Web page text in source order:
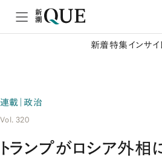
新着特集 インサイ
連載｜政治
Vol. 320
トランプがロシア外相